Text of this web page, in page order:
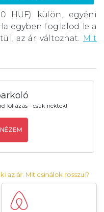
HUF) külön, egyéni
egyben foglalod le a
az ár változhat. Mit
fóliázás - csak nektek!
az ár. Mit csinálok rosszul?